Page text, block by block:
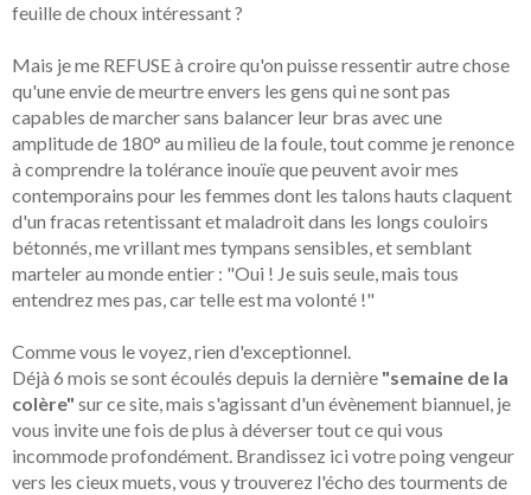
feuille de choux intéressant ?
Mais je me REFUSE à croire qu'on puisse ressentir autre chose
qu'une envie de meurtre envers les gens qui ne sont pas
capables de marcher sans balancer leur bras avec une
amplitude de 180° au milieu de la foule, tout comme je renonce
à comprendre la tolérance inouïe que peuvent avoir mes
contemporains pour les femmes dont les talons hauts claquent
d'un fracas retentissant et maladroit dans les longs couloirs
bétonnés, me vrillant mes tympans sensibles, et semblant
marteler au monde entier : "Oui ! Je suis seule, mais tous
entendrez mes pas, car telle est ma volonté !"
Comme vous le voyez, rien d'exceptionnel.
Déjà 6 mois se sont écoulés depuis la dernière "semaine de la
colère" sur ce site, mais s'agissant d'un évènement biannuel, je
vous invite une fois de plus à déverser tout ce qui vous
incommode profondément. Brandissez ici votre poing vengeur
vers les cieux muets, vous y trouverez l'écho des tourments de